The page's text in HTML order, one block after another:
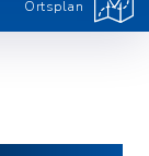
Ortsplan